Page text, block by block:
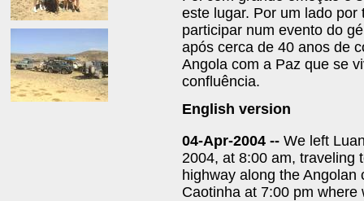
este lugar. Por um lado
participar num evento do
após cerca de 40 anos de
Angola com a Paz que se
confluência.
English version
04-Apr-2004 -- We left
2004, at 8:00 am, traveling
highway along the
Caotinha at 7:00 pm